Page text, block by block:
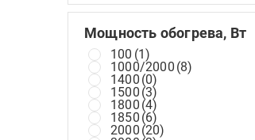
Мощность обогрева, Вт
100 (1)
1000/2000 (8)
1400 (0)
1500 (3)
1800 (4)
1850 (6)
2000 (20)